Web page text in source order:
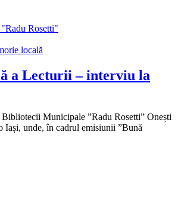
Rosetti"
locală
a Lecturii – interviu la
Municipale ”Radu Rosetti” Onești
Iași, unde, în cadrul emisiunii ”Bună